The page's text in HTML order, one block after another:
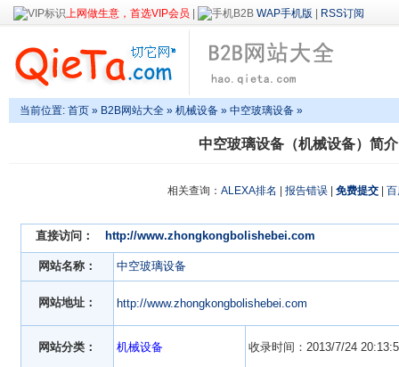
上网做生意，首选VIP会员 WAP手机版 RSS订阅
当前位置: 首页 » B2B网站大全 » 机械设备 » 中空玻璃设备 »
中空玻璃设备（机械设备）简介
相关查询： ALEXA排名 报告错误 免费提交
直接访问： http://www.zhongkongbolishebei.com
网站名称： 中空玻璃设备
网站地址： http://www.zhongkongbolishebei.com
网站分类： 机械设备 收录时间：2013/7/24